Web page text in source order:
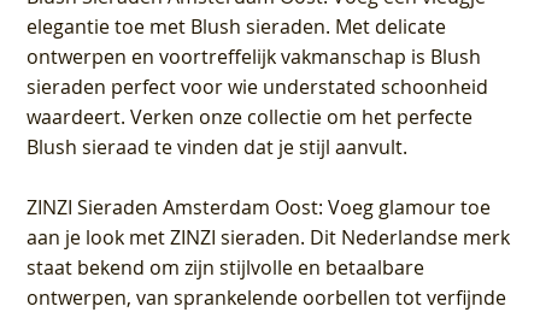
elegantie toe met Blush sieraden. Met delicate
ontwerpen en voortreffelijk vakmanschap is Blush
sieraden perfect voor wie understated schoonheid
waardeert. Verken onze collectie om het perfecte
Blush sieraad te vinden dat je stijl aanvult.
ZINZI Sieraden Amsterdam Oost: Voeg glamour toe
aan je look met ZINZI sieraden. Dit Nederlandse merk
staat bekend om zijn stijlvolle en betaalbare
ontwerpen, van sprankelende oorbellen tot verfijnde